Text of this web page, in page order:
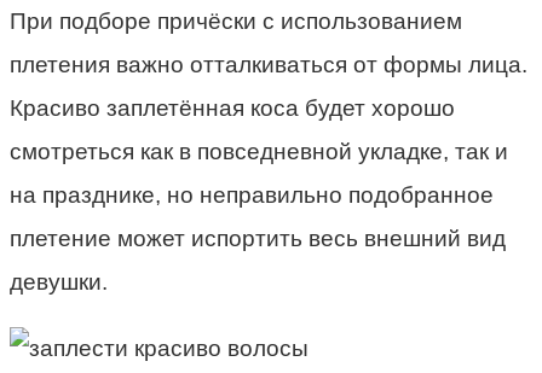
При подборе причёски с использованием
плетения важно отталкиваться от формы лица.
Красиво заплетённая коса будет хорошо
смотреться как в повседневной укладке, так и
на празднике, но неправильно подобранное
плетение может испортить весь внешний вид
девушки.